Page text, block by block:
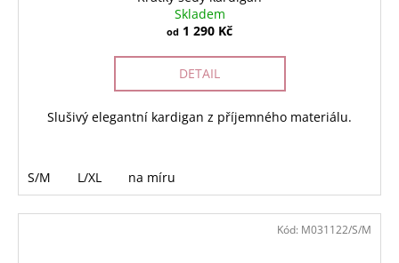
Skladem
od 1 290 Kč
DETAIL
Slušivý elegantní kardigan z příjemného materiálu.
S/M L/XL na míru
Kód: M031122/S/M